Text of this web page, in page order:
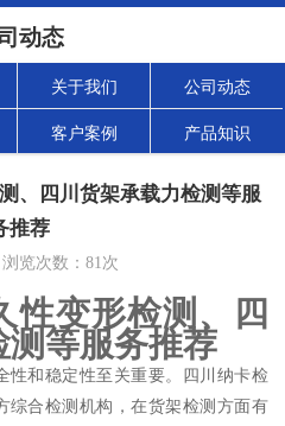
动态
关于我们 公司动态
客户案例 产品知识
、四川货架承载力检测等服
推荐
浏览次数： 81次
性变形检测、四
测等服务推荐
性和稳定性至关重要。四川纳卡检
综合检测机构，在货架检测方面有